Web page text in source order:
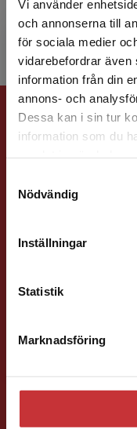
Vi använder
och annonserna till
för sociala medier
vidarebefordrar även
information från din
annons- och
Dessa kan i sin tur
information som du
Nödvändig
Inställningar
Statistik
Marknadsföring
Det verkar som
Vi erbjuder inte
att kunna slutföra
intelligens i verk...